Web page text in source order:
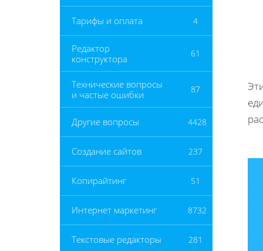
Тарифы и оплата 4
Редактор
конструктора
61
Технические вопросы
и частые ошибки
87
Другие вопросы 4428
Создание сайтов 237
Копирайтинг 51
Интернет маркетинг 8732
Текстовые редакторы 281